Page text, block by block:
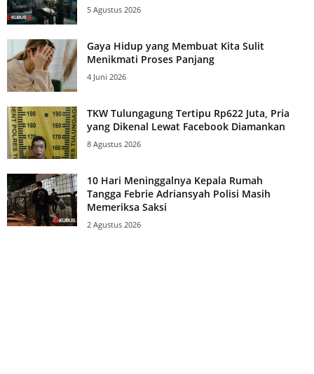
5 Agustus 2026
Gaya Hidup yang Membuat Kita Sulit
Menikmati Proses Panjang
4 Juni 2026
TKW Tulungagung Tertipu Rp622 Juta, Pria
yang Dikenal Lewat Facebook Diamankan
8 Agustus 2026
10 Hari Meninggalnya Kepala Rumah
Tangga Febrie Adriansyah Polisi Masih
Memeriksa Saksi
2 Agustus 2026